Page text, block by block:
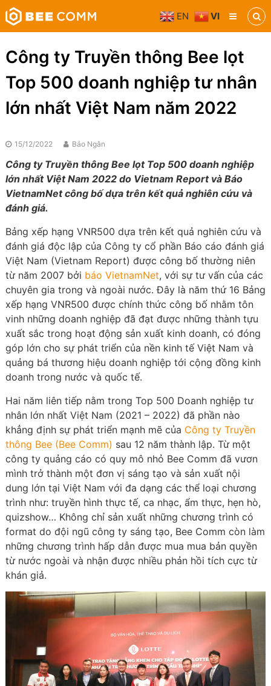
Skip
to
content
Bee
Comm
Truyền
thông
phương
tiện
Công ty Truyền thông Bee lọt
Top 500 doanh nghiệp tư nhân
lớn nhất Việt Nam năm 2022
15/12/2022 Bảo Ngân
Công ty Truyền thông Bee lọt Top 500 doanh nghiệp
lớn nhất Việt Nam 2022 do Vietnam Report và Báo
VietnamNet công bố dựa trên kết quả nghiên cứu và
đánh giá.
Bảng xếp hạng VNR500 dựa trên kết quả nghiên cứu và
đánh giá độc lập của Công ty cổ phần Báo cáo đánh giá
Việt Nam (Vietnam Report) được công bố thường niên
từ năm 2007 bởi báo VietnamNet, với sự tư vấn của các
chuyên gia trong và ngoài nước. Đây là năm thứ 16 Bảng
xếp hạng VNR500 được chính thức công bố nhằm tôn
vinh những doanh nghiệp đã đạt được những thành tựu
xuất sắc trong hoạt động sản xuất kinh doanh, có đóng
góp lớn cho sự phát triển của nền kinh tế Việt Nam và
quảng bá thương hiệu doanh nghiệp tới cộng đồng kinh
doanh trong nước và quốc tế.
Hai năm liên tiếp nằm trong Top 500 Doanh nghiệp tư
nhân lớn nhất Việt Nam (2021 – 2022) đã phần nào
khẳng định sự phát triển mạnh mẽ của Công ty Truyền
thông Bee (Bee Comm) sau 12 năm thành lập. Từ một
công ty quảng cáo có quy mô nhỏ Bee Comm đã vươn
mình trở thành một đơn vị sáng tạo và sản xuất nội
dung lớn tại Việt Nam với đa dạng các thể loại chương
trình như: truyền hình thực tế, ca nhạc, ẩm thực, hẹn hò,
quizshow… Không chỉ sản xuất những chương trình có
format do đội ngũ công ty sáng tạo, Bee Comm còn làm
những chương trình hấp dẫn được mua mua bản quyền
từ nước ngoài và nhận được nhiều phản hồi tích cực từ
khán giả.
EN VI